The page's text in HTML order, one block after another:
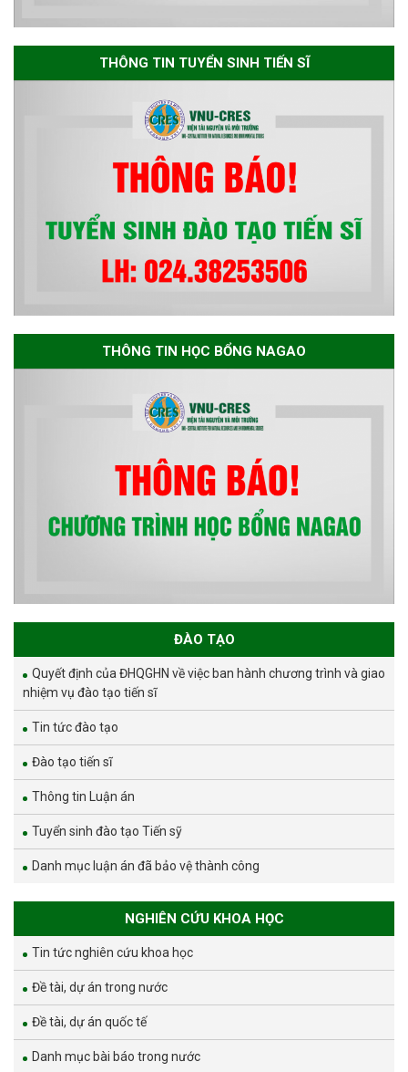
Thông báo danh sách thí sinh
đủ điều kiện dự tuyển Chương
trình đào tạo tiến sĩ chuyên
ngành Môi trường và phát triển
THÔNG TIN TUYỂN SINH TIẾN SĨ
THÔNG TIN HỌC BỔNG NAGAO
ĐÀO TẠO
Quyết định của ĐHQGHN về việc ban hành chương trình và giao
nhiệm vụ đào tạo tiến sĩ
Tin tức đào tạo
Đào tạo tiến sĩ
Thông tin Luận án
Tuyển sinh đào tạo Tiến sỹ
Danh mục luận án đã bảo vệ thành công
NGHIÊN CỨU KHOA HỌC
Tin tức nghiên cứu khoa học
Đề tài, dự án trong nước
Đề tài, dự án quốc tế
Danh mục bài báo trong nước